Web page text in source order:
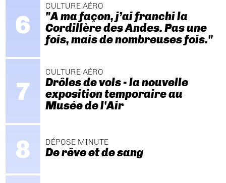
CULTURE AÉRO
"A ma façon, j’ai franchi la
Cordillère des Andes. Pas une
fois, mais de nombreuses fois."
CULTURE AÉRO
Drôles de vols - la nouvelle
exposition temporaire au
Musée de l'Air
DÉPOSE MINUTE
De rêve et de sang